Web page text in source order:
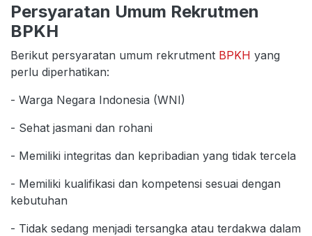
Persyaratan Umum Rekrutmen
BPKH
Berikut persyaratan umum rekrutment BPKH yang
perlu diperhatikan:
- Warga Negara Indonesia (WNI)
- Sehat jasmani dan rohani
- Memiliki integritas dan kepribadian yang tidak tercela
- Memiliki kualifikasi dan kompetensi sesuai dengan
kebutuhan
- Tidak sedang menjadi tersangka atau terdakwa dalam